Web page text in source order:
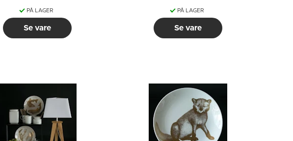
PÅ LAGER
Se vare
PÅ LAGER
Se vare